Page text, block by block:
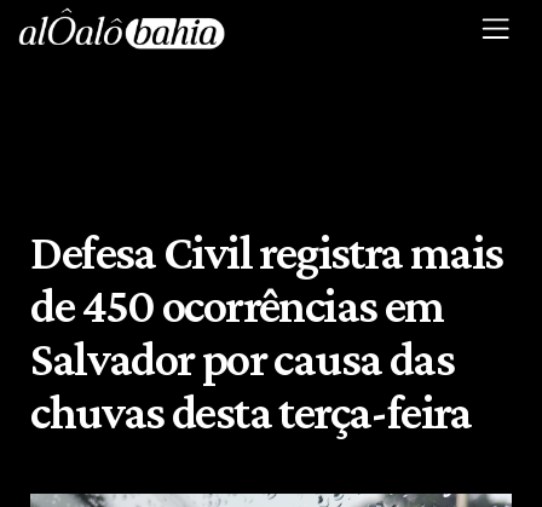
Defesa Civil registra mais
de 450 ocorrências em
Salvador por causa das
chuvas desta terça-feira